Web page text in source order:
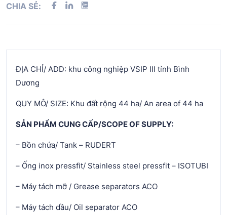
CHIA SẺ:
ĐỊA CHỈ/ ADD: khu công nghiệp VSIP III tỉnh Bình
Dương
QUY MÔ/ SIZE: Khu đất rộng 44 ha/ An area of 44 ha
SẢN PHẨM CUNG CẤP/SCOPE OF SUPPLY:
– Bồn chứa/ Tank – RUDERT
– Ống inox pressfit/ Stainless steel pressfit – ISOTUBI
– Máy tách mỡ / Grease separators ACO
– Máy tách dầu/ Oil separator ACO